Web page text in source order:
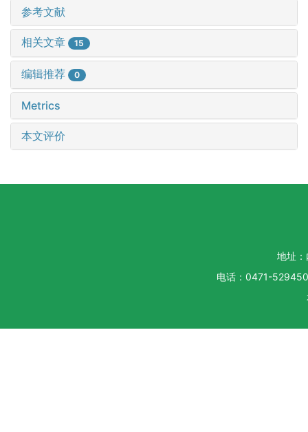
参考文献
相关文章 15
编辑推荐 0
Metrics
本文评价
地址
电话：0471-